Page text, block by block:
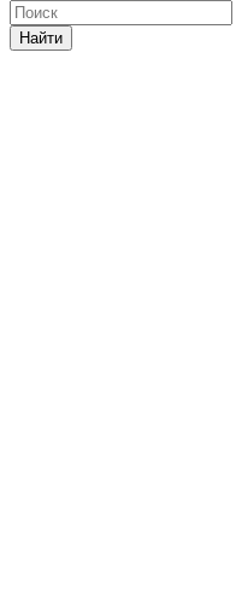
Найти